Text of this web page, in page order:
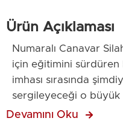
Ürün Açıklaması
Numaralı Canavar
için eğitimini sürdüren
imhası sırasında
sergileyeceği o
yandan Reno’nun
Devamını Oku